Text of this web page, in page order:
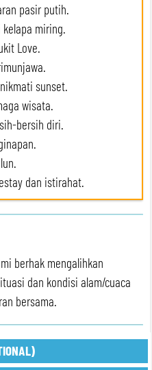
pasir putih.
miring.
Love.
sunset.
wisata.
bersih diri.
dan istirahat.
berhak mengalihkan
dan kondisi alam/cuaca
bersama.